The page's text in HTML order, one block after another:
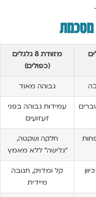
מזוודת 8 גלגלים
(כפולים)
גבוהה מאוד
עמידות גבוהה בפני
זעזועים
חלקה ושקטה,
“גלישה” ללא מאמץ
קל ומדויק, תגובה
מיידית